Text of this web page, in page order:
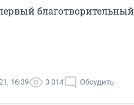
16:39 3 014 Обсудить